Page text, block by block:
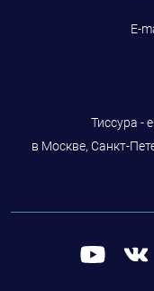
E-
Тиссура -
в Москве, Санкт-